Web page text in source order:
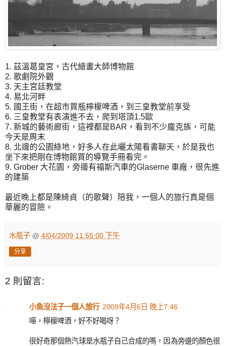
1. 茲溫葛皇宮，古代繪畫大師博物館
2. 歌劇院外觀
3. 天主宮廷教堂
4. 易北河畔
5. 國王街，在超市買瓶檸檬啤酒，到三皇教堂前享受
6. 三皇教堂有表演進不去，爬到塔頂1.5歐
7. 新城的藝術廊街，這裡都是BAR，看到不少龐克族，可能
今天是周末
8. 北邊的公園綠地，好多人在此曬太陽看書聊天，於是我也
坐下來把剛在博物館買的導覽手冊看完。
9. Grober 大花園，旁邊有福斯汽車的Glaserne 車廠，很先進
的建築
最近晚上都是陳綺貞（的歌聲）陪我，一個人的旅行真是個
華麗的冒險。
水瓶子 @ 4/04/2009 11:55:00 下午
分享
2 則留言:
小魚沒法子一個人旅行 2009年4月6日 晚上7:46
嘩，檸檬啤酒，好不好喝呀？
很好奇那個熱汽球是水瓶子自己合成的嗎，因為旁邊的顏色很